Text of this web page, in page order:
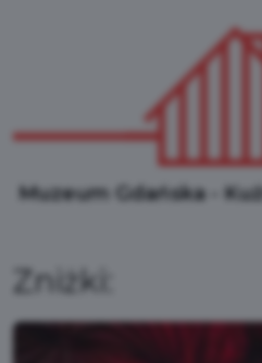
Muzeum Gdańska -
Zniżki: